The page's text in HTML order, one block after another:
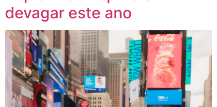
devagar este ano